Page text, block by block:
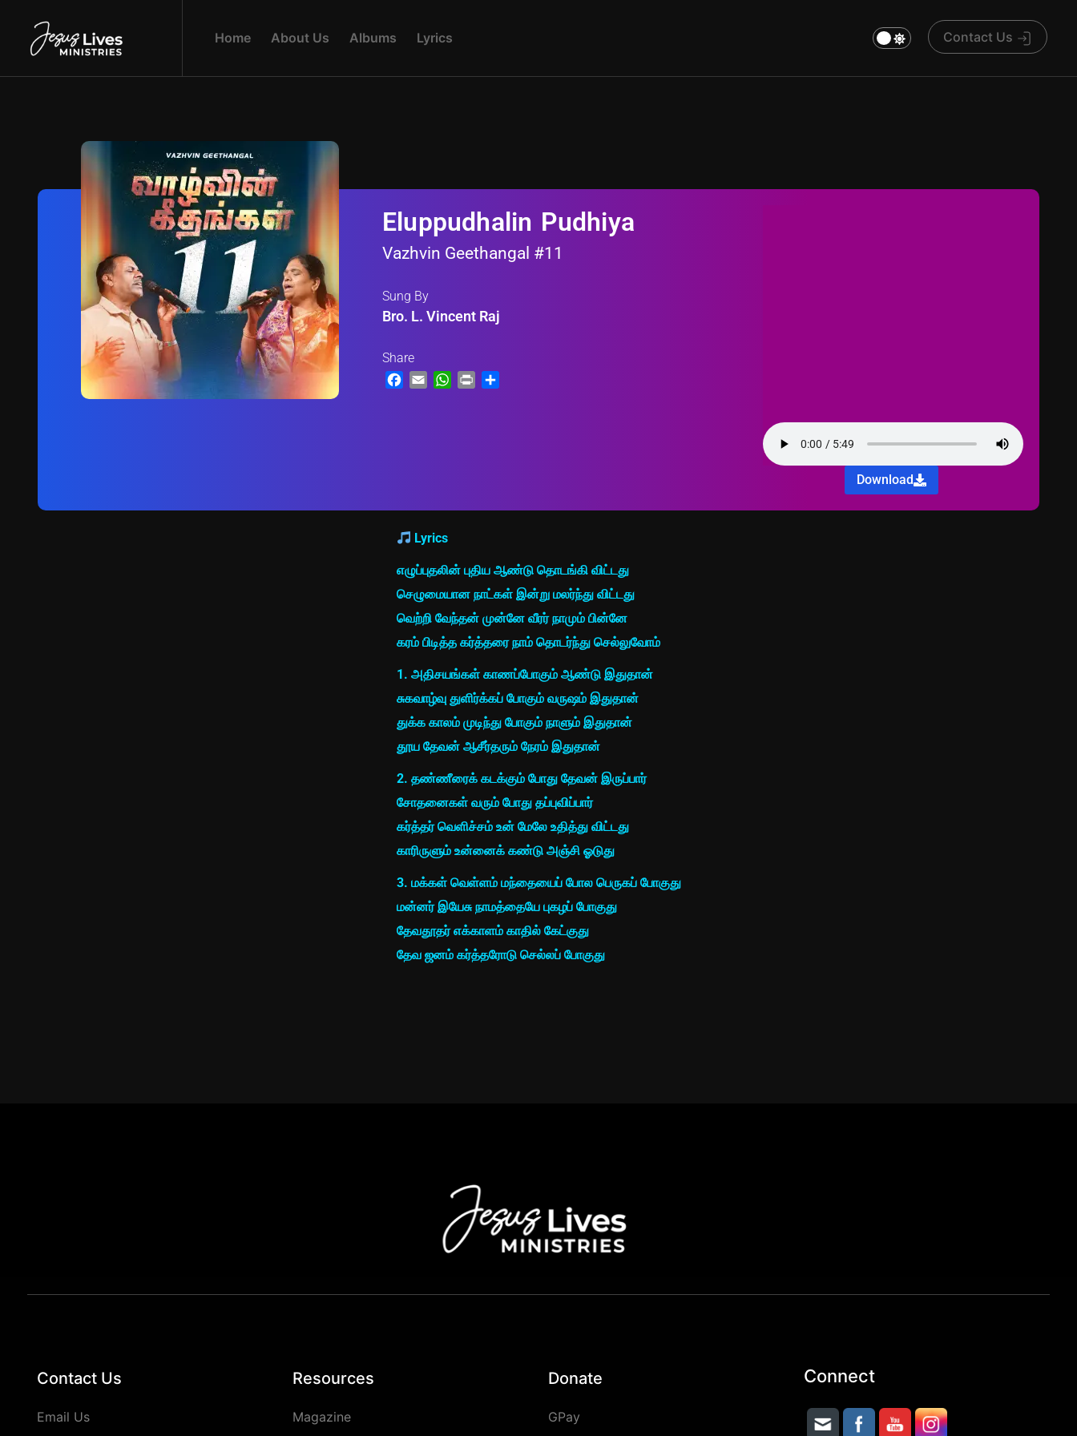
HOME ABOUT US ALBUMS LYRICS Contact Us
Eluppudhalin Pudhiya
Vazhvin Geethangal #11
Sung By
Bro. L. Vincent Raj
Share
Facebook
Email WhatsApp
Print
Download
Lyrics
எழுப்புதலின் புதிய ஆண்டு தொடங்கி விட்டது
செழுமையான நாட்கள் இன்று மலர்ந்து விட்டது
வெற்றி வேந்தன் முன்னே வீரர் நாமும் பின்னே
கரம் பிடித்த கர்த்தரை நாம் தொடர்ந்து செல்லுவோம்
1. அதிசயங்கள் காணப்போகும் ஆண்டு இதுதான்
சுகவாழ்வு துளிர்க்கப் போகும் வருஷம் இதுதான்
துக்க காலம் முடிந்து போகும் நாளும் இதுதான்
தூய தேவன் ஆசீர்தரும் நேரம் இதுதான்
2. தண்ணீரைக் கடக்கும் போது தேவன் இருப்பார்
சோதனைகள் வரும் போது தப்புவிப்பார்
கர்த்தர் வெளிச்சம் உன் மேலே உதித்து விட்டது
காரிருளும் உன்னைக் கண்டு அஞ்சி ஓடுது
3. மக்கள் வெள்ளம் மந்தையைப் போல பெருகப் போகுது
மன்னர் இயேசு நாமத்தையே புகழப் போகுது
தேவதூதர் எக்காளம் காதில் கேட்குது
தேவ ஜனம் கர்த்தரோடு செல்லப் போகுது
Contact Us
Email Us
Resources
Magazine
Donate
GPay
Connect